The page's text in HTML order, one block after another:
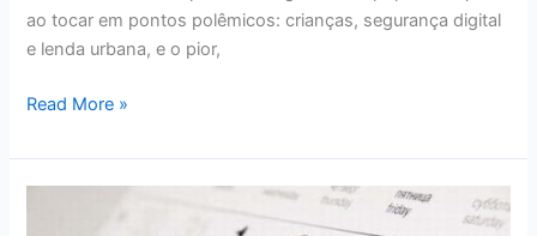
ao tocar em pontos polêmicos: crianças, segurança digital
e lenda urbana, e o pior,
CUIDADO
O
FENÔMENO
Read More »